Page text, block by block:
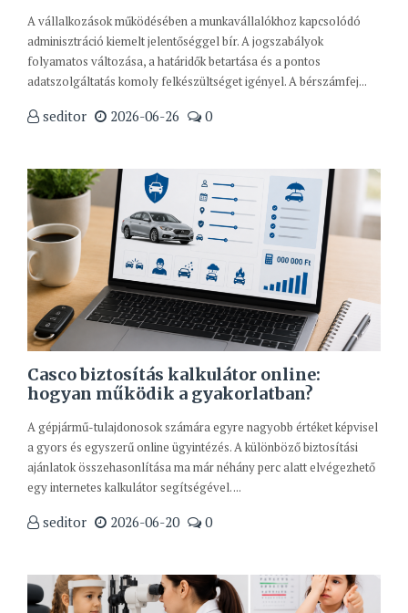
A vállalkozások működésében a munkavállalókhoz kapcsolódó
adminisztráció kiemelt jelentőséggel bír. A jogszabályok
folyamatos változása, a határidők betartása és a pontos
adatszolgáltatás komoly felkészültséget igényel. A bérszámfej...
seditor 2026-06-26 0
Casco biztosítás kalkulátor online:
hogyan működik a gyakorlatban?
A gépjármű-tulajdonosok számára egyre nagyobb értéket képvisel
a gyors és egyszerű online ügyintézés. A különböző biztosítási
ajánlatok összehasonlítása ma már néhány perc alatt elvégezhető
egy internetes kalkulátor segítségével. ...
seditor 2026-06-20 0